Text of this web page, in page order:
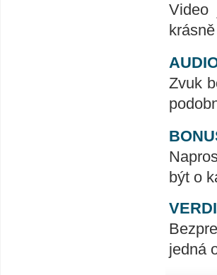
Video
Zvuk
být o
jedná